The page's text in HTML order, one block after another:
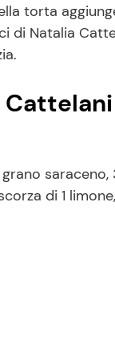
torta
di Natalia
di 1